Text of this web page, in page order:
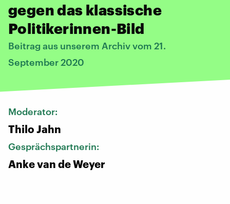
gegen das klassische
Politikerinnen-Bild
Beitrag aus unserem Archiv vom 21.
September 2020
Moderator:
Thilo Jahn
Gesprächspartnerin:
Anke van de Weyer